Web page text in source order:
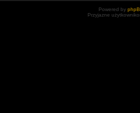
Powered by
Przyjazne